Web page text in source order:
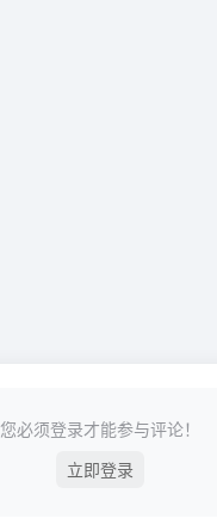
您必须登录才能参与评论！
立即登录